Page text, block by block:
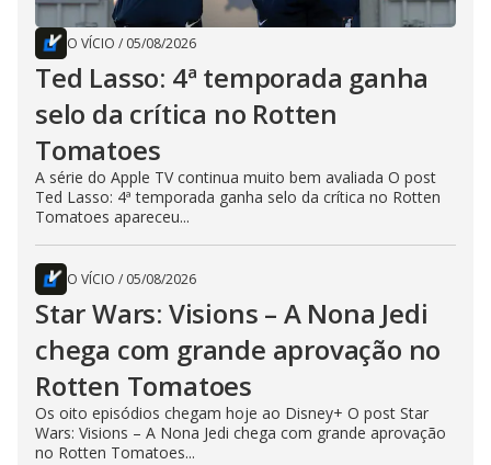
O VÍCIO / 05/08/2026
Ted Lasso: 4ª temporada ganha
selo da crítica no Rotten
Tomatoes
A série do Apple TV continua muito bem avaliada O post
Ted Lasso: 4ª temporada ganha selo da crítica no Rotten
Tomatoes apareceu...
O VÍCIO / 05/08/2026
Star Wars: Visions – A Nona Jedi
chega com grande aprovação no
Rotten Tomatoes
Os oito episódios chegam hoje ao Disney+ O post Star
Wars: Visions – A Nona Jedi chega com grande aprovação
no Rotten Tomatoes...